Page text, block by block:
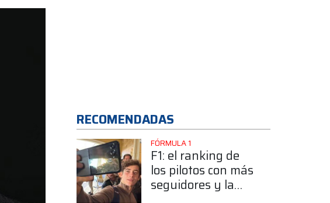
RECOMENDADAS
FÓRMULA 1
F1: el ranking de
los pilotos con más
seguidores y la